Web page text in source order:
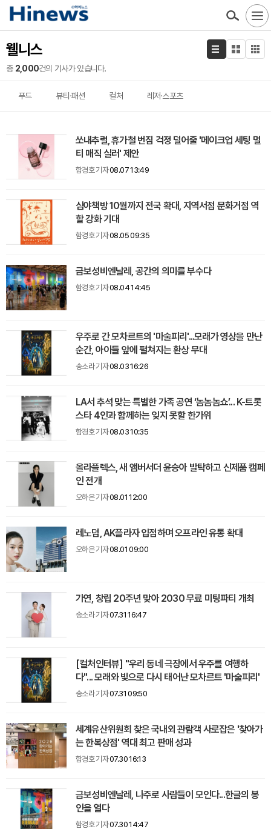
웰니스
총 2,000건의 기사가 있습니다.
푸드 뷰티·패션 컬처 레저·스포츠
쏘내추럴, 휴가철 번짐 걱정 덜어줄 '메이크업 세팅 멀
티 매직 실러' 제안
함경호 기자08.07 13:49
심야책방 10월까지 전국 확대, 지역서점 문화거점 역
할 강화 기대
함경호 기자08.05 09:35
금보성비엔날레, 공간의 의미를 부수다
함경호 기자08.04 14:45
우주로 간 모차르트의 '마술피리'...모래가 영상을 만난
순간, 아이들 앞에 펼쳐지는 환상 무대
송소라 기자08.03 16:26
LA서 추석 맞는 특별한 가족 공연 ‘놈놈놈쇼’... K-트롯
스타 4인과 함께하는 잊지 못할 한가위
함경호 기자08.03 10:35
올라플렉스, 새 앰버서더 윤승아 발탁하고 신제품 캠페
인 전개
오하은 기자08.01 12:00
레노덤, AK플라자 입점하며 오프라인 유통 확대
오하은 기자08.01 09:00
가연, 창립 20주년 맞아 2030 무료 미팅파티 개최
송소라 기자07.31 16:47
[컬처인터뷰] "우리 동네 극장에서 우주를 여행하
다"... 모래와 빛으로 다시 태어난 모차르트 '마술피리'
송소라 기자07.31 09:50
세계유산위원회 찾은 국내외 관람객 사로잡은 '찾아가
는 한복상점' 역대 최고 판매 성과
함경호 기자07.30 16:13
금보성비엔날레, 나주로 사람들이 모인다...한글의 봉
인을 열다
함경호 기자07.30 14:47